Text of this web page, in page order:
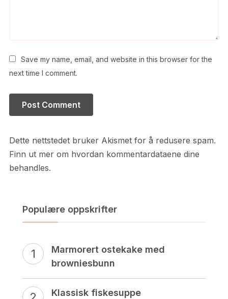
Save my name, email, and website in this browser for the
next time I comment.
Dette nettstedet bruker Akismet for å redusere spam.
Finn ut mer om hvordan kommentardataene dine
behandles.
Populære oppskrifter
Marmorert ostekake med
browniesbunn
Klassisk fiskesuppe